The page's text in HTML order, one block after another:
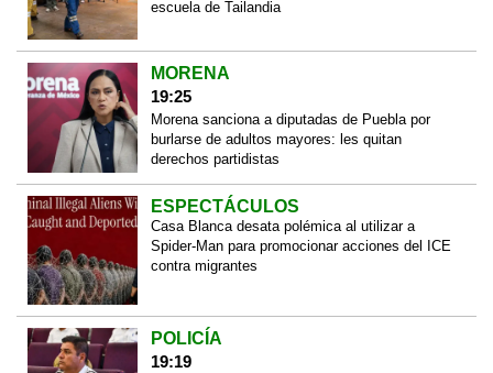
escuela de Tailandia
MORENA
19:25
Morena sanciona a diputadas de Puebla por
burlarse de adultos mayores: les quitan
derechos partidistas
ESPECTÁCULOS
Casa Blanca desata polémica al utilizar a
Spider-Man para promocionar acciones del ICE
contra migrantes
POLICÍA
19:19